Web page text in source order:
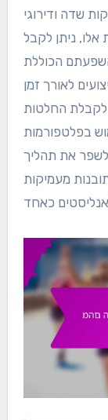
שדה ודירוגי
ניתן לקבל
הכוללת
לאורך זמן
החלטות
בפלטפורמות
לשפר את תהליך
מעמיקות